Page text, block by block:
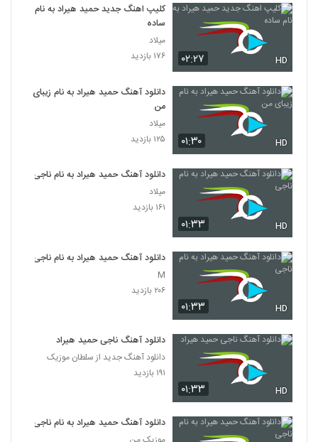
۰۲:۲۷ HD
کلیپ اهنگ جدید حمید هیراد به نام
ساده
میلاد
۱۷۶ بازدید
۰۱:۳۰ HD
دانلود آهنگ حمید هیراد به نام زیبای
من
میلاد
۱۲۵ بازدید
۰۱:۳۳ HD
دانلود آهنگ حمید هیراد به نام ناجی
میلاد
۱۶۱ بازدید
۰۱:۳۳ HD
دانلود آهنگ حمید هیراد به نام ناجی
M
۲۰۶ بازدید
۰۱:۳۳ HD
دانلود آهنگ ناجی حمید هیراد
دانلود آهنگ جدید از سلطان موزیک
۱۹۱ بازدید
دانلود آهنگ حمید هیراد به نام ناجی